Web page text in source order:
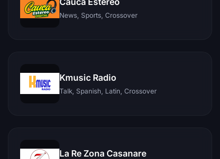
News, Sports, Crossover
Kmusic Radio
Talk, Spanish, Latin, Crossover
La Re Zona Casanare